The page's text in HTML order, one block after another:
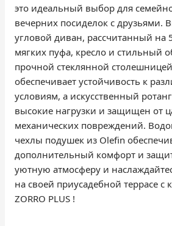
это идеальный выбор для
вечерних посиделок с друзьями.
угловой диван, рассчитанный на
мягких пуфа, кресло и стильный
прочной стеклянной
обеспечивает устойчивость к
условиям, а искусственный
высокие нагрузки и защищен от
механических повреждений.
чехлы подушек из Olefin
дополнительный комфорт и
уютную атмосферу и
на своей приусадебной террасе с
ZORRO PLUS !